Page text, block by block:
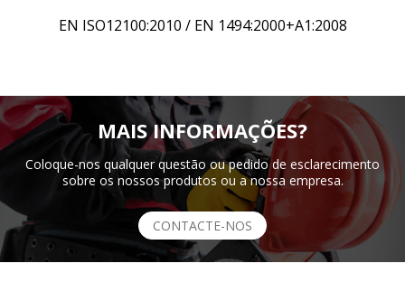
EN ISO12100:2010 / EN 1494:2000+A1:2008
MAIS INFORMAÇÕES?
Coloque-nos qualquer questão ou pedido de esclarecimento
sobre os nossos produtos ou a nossa empresa.
CONTACTE-NOS